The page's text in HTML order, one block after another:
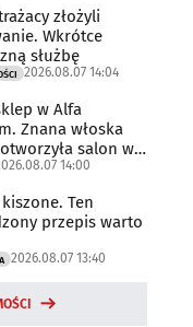
złożyli
Wkrótce
służbę
2026.08.07 14:04
w Alfa
Znana włoska
salon w
14:00
Ten
przepis warto
2026.08.07 13:40